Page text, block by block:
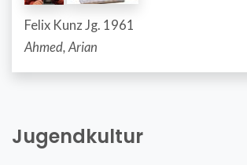
Felix Kunz Jg. 1961
Ahmed, Arian
Jugendkultur